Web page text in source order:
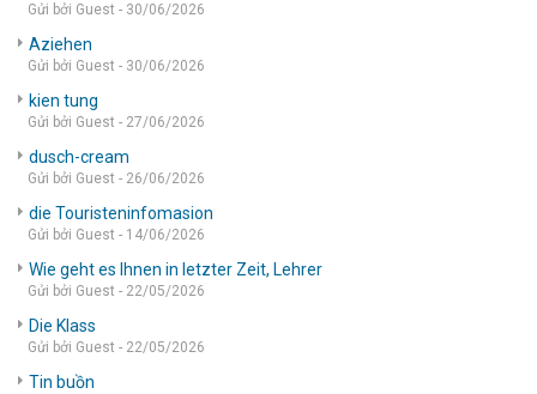
Gửi bởi Guest - 30/06/2026
Aziehen
Gửi bởi Guest - 30/06/2026
kien tung
Gửi bởi Guest - 27/06/2026
dusch-cream
Gửi bởi Guest - 26/06/2026
die Touristeninfomasion
Gửi bởi Guest - 14/06/2026
Wie geht es Ihnen in letzter Zeit, Lehrer
Gửi bởi Guest - 22/05/2026
Die Klass
Gửi bởi Guest - 22/05/2026
Tin buồn